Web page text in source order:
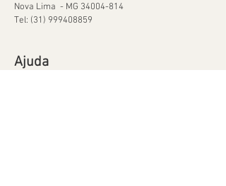
Nova Lima - MG 34004-814
Tel: (31) 999408859
Ajuda